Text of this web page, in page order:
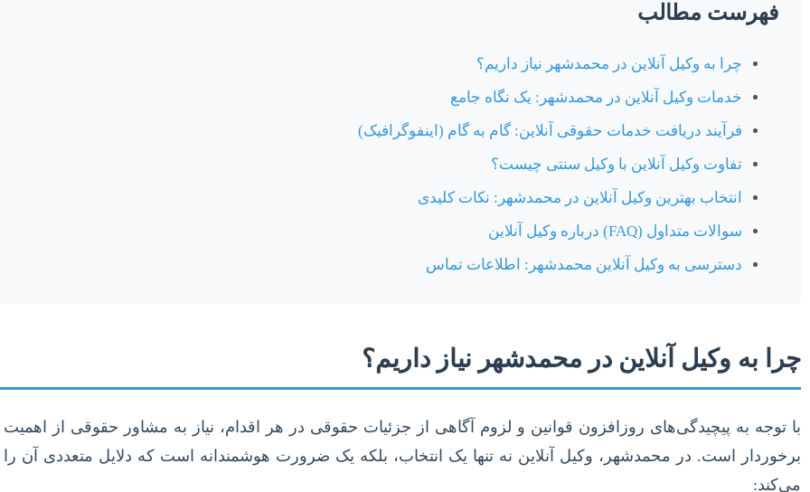
فهرست مطالب
چرا به وکیل آنلاین در محمدشهر نیاز داریم؟
خدمات وکیل آنلاین در محمدشهر: یک نگاه جامع
فرآیند دریافت خدمات حقوقی آنلاین: گام به گام (اینفوگرافیک)
تفاوت وکیل آنلاین با وکیل سنتی چیست؟
انتخاب بهترین وکیل آنلاین در محمدشهر: نکات کلیدی
سوالات متداول (FAQ) درباره وکیل آنلاین
دسترسی به وکیل آنلاین محمدشهر: اطلاعات تماس
چرا به وکیل آنلاین در محمدشهر نیاز داریم؟
با توجه به پیچیدگی‌های روزافزون قوانین و لزوم آگاهی از جزئیات حقوقی در هر اقدام، نیاز به مشاور حقوقی از اهمیت
برخوردار است. در محمدشهر، وکیل آنلاین نه تنها یک انتخاب، بلکه یک ضرورت هوشمندانه است که دلایل متعددی آن را
می‌کند: